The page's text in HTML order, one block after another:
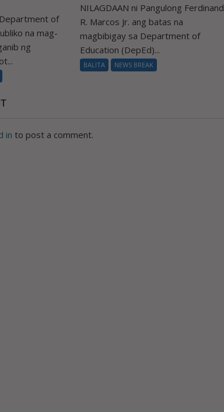
Department of
na mag-
ng
NILAGDAAN ni Pangulong Ferdinand
R. Marcos Jr. ang batas na
magbibigay sa Department of
Education (DepEd)...
BALITA NEWS BREAK
in to post a comment.